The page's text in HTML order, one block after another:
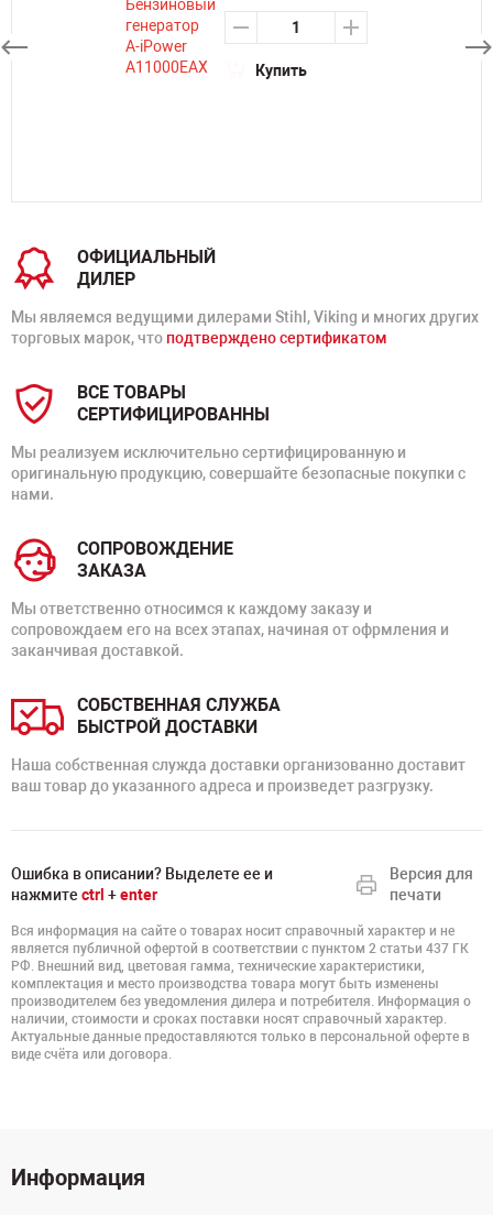
Купить
ОФИЦИАЛЬНЫЙ
ДИЛЕР
Мы являемся ведущими дилерами Stihl, Viking и многих других
торговых марок, что подтверждено сертификатом
ВСЕ ТОВАРЫ
СЕРТИФИЦИРОВАННЫ
Мы реализуем исключительно сертифицированную и
оригинальную продукцию, совершайте безопасные покупки с
нами.
СОПРОВОЖДЕНИЕ
ЗАКАЗА
Мы ответственно относимся к каждому заказу и
сопровождаем его на всех этапах, начиная от офрмления и
заканчивая доставкой.
СОБСТВЕННАЯ СЛУЖБА
БЫСТРОЙ ДОСТАВКИ
Наша собственная служда доставки организованно доставит
ваш товар до указанного адреса и произведет разгрузку.
Ошибка в описании? Выделете ее и
нажмите ctrl +enter
Версия для
печати
Вся информация на сайте о товарах носит справочный характер и не
является публичной офертой в соответствии с пунктом 2 статьи 437 ГК
РФ. Внешний вид, цветовая гамма, технические характеристики,
комплектация и место производства товара могут быть изменены
производителем без уведомления дилера и потребителя. Информация о
наличии, стоимости и сроках поставки носят справочный характер.
Актуальные данные предоставляются только в персональной оферте в
виде счёта или договора.
Информация